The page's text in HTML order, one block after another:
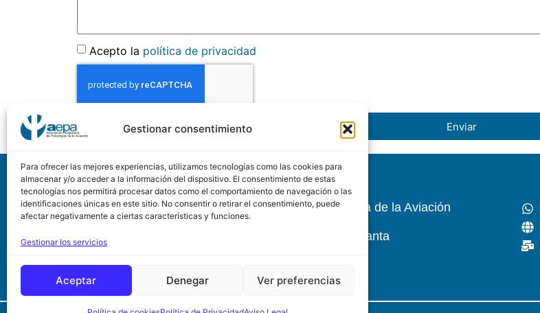
Gestionar consentimiento
Para ofrecer las mejores experiencias, utilizamos tecnologías como las cookies para
almacenar y/o acceder a la información del dispositivo. El consentimiento de estas
tecnologías nos permitirá procesar datos como el comportamiento de navegación o las
identificaciones únicas en este sitio. No consentir o retirar el consentimiento, puede
afectar negativamente a ciertas características y funciones.
Gestionar los servicios
Aceptar Denegar Ver preferencias
Acepto la política de privacidad
Enviar
AEPA
Asociación Española de Psicología de la Aviación
Calle Conde de Peñalver, 45 5ª Planta